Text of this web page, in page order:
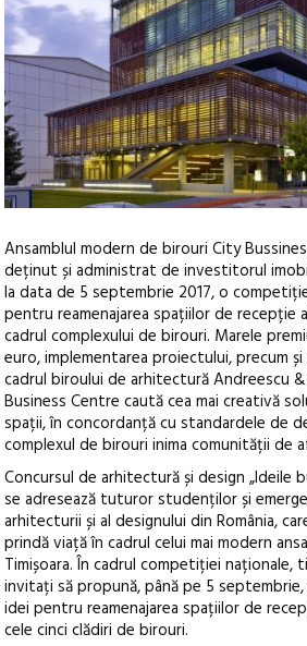
Ansamblul modern de birouri City
deținut și administrat de investitorul
la data de 5 septembrie 2017, o
pentru reamenajarea spațiilor de recepție
cadrul complexului de birouri. Marele
euro, implementarea proiectului, precum
cadrul biroului de arhitectură Andreescu
Business Centre caută cea mai creativă
spații, în concordanță cu standardele de
complexul de birouri inima comunității de
Concursul de arhitectură și design „Ideile
se adresează tuturor studenților și
arhitecturii și al designului din România,
prindă viață în cadrul celui mai modern
Timișoara. În cadrul competiției naționale,
invitați să propună, până pe 5
idei pentru reamenajarea spațiilor de
cele cinci clădiri de birouri.